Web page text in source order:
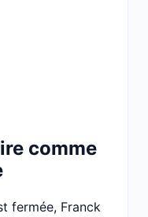
comme
fermée, Franck